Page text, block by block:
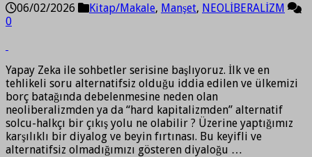
06/02/2026 Kitap/Makale, Manşet, NEOLİBERALİZM
0
Yapay Zeka ile sohbetler serisine başlıyoruz. İlk ve en
tehlikeli soru alternatifsiz olduğu iddia edilen ve ülkemizi
borç batağında debelenmesine neden olan
neoliberalizmden ya da “hard kapitalizmden” alternatif
solcu-halkçı bir çıkış yolu ne olabilir ? Üzerine yaptığımız
karşılıklı bir diyalog ve beyin fırtınası. Bu keyifli ve
alternatifsiz olmadığımızı gösteren diyaloğu …